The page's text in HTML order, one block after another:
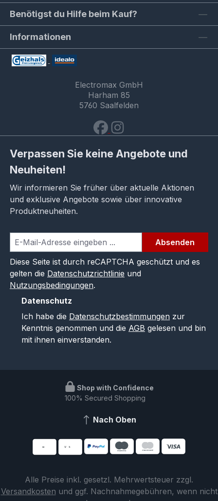
Benötigst du Hilfe beim Kauf?
Informationen
Electromax GmbH
Harham 85
5760 Saalfelden
Verpassen Sie keine Angebote und
Neuheiten!
Wir informieren Sie früher über aktuelle Aktionen
und exklusive Angebote sowie über innovative
Produktneuheiten.
Absenden
Diese Seite ist durch reCAPTCHA geschützt und es
gelten die Datenschutzrichtlinie und
Nutzungsbedingungen.
Datenschutz
Ich habe die Datenschutzbestimmungen zur
Kenntnis genommen und die AGB gelesen und bin
mit ihnen einverstanden.
Shop with Confidence
100% Secured Shopping
Nach Oben
Alle Preise inkl. gesetzl. Mehrwertsteuer zzgl.
Versandkosten und ggf. Nachnahmegebühren, wenn nicht